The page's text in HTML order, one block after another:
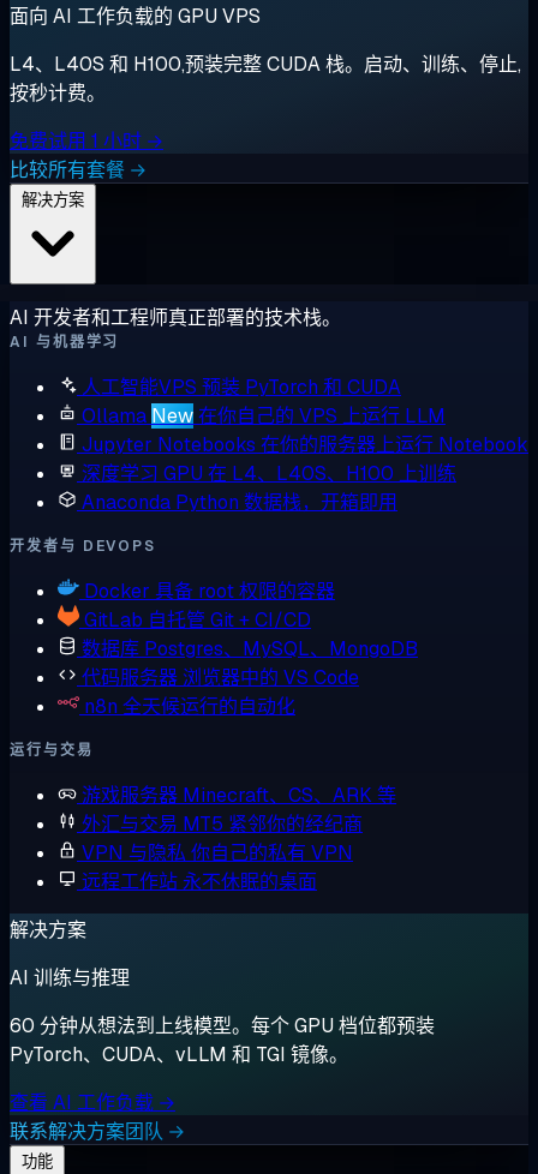
面向 AI 工作负载的 GPU VPS
L4、L40S 和 H100,预装完整 CUDA 栈。启动、训练、停止,
按秒计费。
免费试用 1 小时 →
比较所有套餐 →
AI 开发者和工程师真正部署的技术栈。
AI 与机器学习
人工智能VPS 预装 PyTorch 和 CUDA
Ollama New在你自己的 VPS 上运行 LLM
Jupyter Notebooks 在你的服务器上运行 Notebook
深度学习 GPU 在 L4、L40S、H100 上训练
Anaconda Python 数据栈，开箱即用
开发者与 DEVOPS
Docker 具备 root 权限的容器
GitLab 自托管 Git + CI/CD
数据库 Postgres、MySQL、MongoDB
代码服务器 浏览器中的 VS Code
n8n 全天候运行的自动化
运行与交易
游戏服务器 Minecraft、CS、ARK 等
外汇与交易 MT5 紧邻你的经纪商
VPN 与隐私 你自己的私有 VPN
远程工作站 永不休眠的桌面
解决方案
AI 训练与推理
60 分钟从想法到上线模型。每个 GPU 档位都预装
PyTorch、CUDA、vLLM 和 TGI 镜像。
查看 AI 工作负载 →
联系解决方案团队 →